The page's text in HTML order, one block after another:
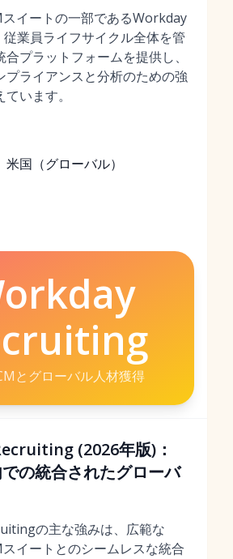
イートの一部であるWorkday
業員ライフサイクル全体を管
プラットフォームを提供し、
プライアンスと分析のための強
います。
国（グローバル）
とグローバル人材獲得
(2026年版)：
の統合されたグローバ
の主な強みは、広範な
イートとのシームレスな統合